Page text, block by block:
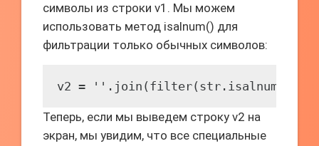
символы из строки v1. Мы можем
использовать метод isalnum() для
фильтрации только обычных символов:
v2 = ''.join(filter(str.isalnum,
Теперь, если мы выведем строку v2 на
экран, мы увидим, что все специальные